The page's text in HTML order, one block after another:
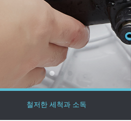
철저한 세척과 소독